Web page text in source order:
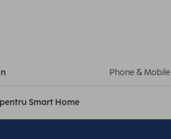
Phone & Mobile
Smart Home